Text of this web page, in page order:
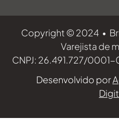
Copyright © 2024 •
Varejista de
CNPJ: 26.491.727/
70 |
Desenvolvido por